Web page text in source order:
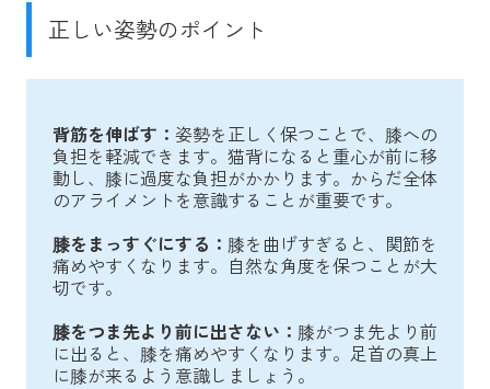
正しい姿勢のポイント
背筋を伸ばす： 姿勢を正しく保つことで、膝への
負担を軽減できます。猫背になると重心が前に移
動し、膝に過度な負担がかかります。からだ全体
のアライメントを意識することが重要です。
膝をまっすぐにする： 膝を曲げすぎると、関節を
痛めやすくなります。自然な角度を保つことが大
切です。
膝をつま先より前に出さない： 膝がつま先より前
に出ると、膝を痛めやすくなります。足首の真上
に膝が来るよう意識しましょう。